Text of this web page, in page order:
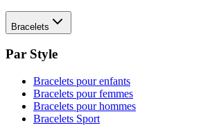
Bracelets
Par Style
Bracelets pour enfants
Bracelets pour femmes
Bracelets pour hommes
Bracelets Sport